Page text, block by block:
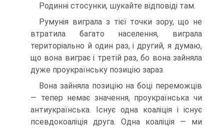
Родинні стосунки, шукайте відповіді там.
Румунія виграла з тієї точки зору, що не
втратила багато населення, виграла
територіально й один раз, і другий, я думаю,
що вона виграє і третій раз, бо вона за­йняла
дуже проукраїнську позицію зараз.
Вона зайняла позицію на боці переможців
— тепер немає значення, проукраїнська чи
антиукраїнська. Існує одна коаліція і існує
псевдокоаліція друга. Одна коалі­ція — ми